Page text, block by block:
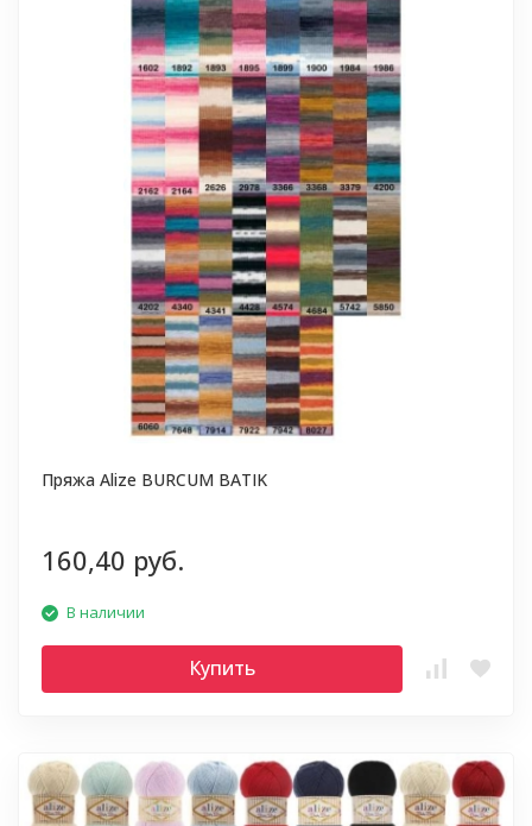
Пряжа Alize BURCUM BATIK
160,40 руб.
В наличии
Купить